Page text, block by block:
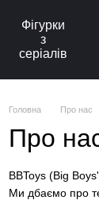
Фігурки
з
серіалів
Головна Про нас
Про
BBToys (Big Boys'
Ми дбаємо про